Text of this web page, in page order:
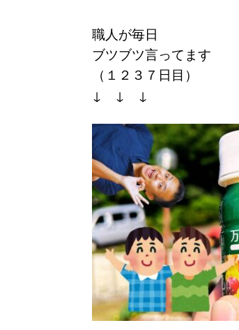
職人が毎日
ブツブツ言ってます
（１２３７ 日目）
↓ ↓ ↓